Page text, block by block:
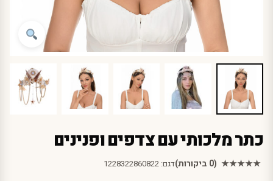
כתר מלכותי עם צדפים ופנינים
★★★★★ (0 ביקורות) דגם: 1228322860822